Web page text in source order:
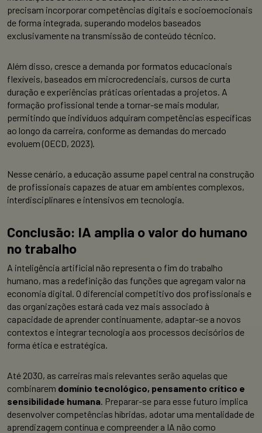
precisam incorporar competências digitais e socioemocionais
de forma integrada, superando modelos baseados
exclusivamente na transmissão de conteúdo técnico.
Além disso, cresce a demanda por formatos educacionais
flexíveis, baseados em microcredenciais, cursos de curta
duração e experiências práticas orientadas a projetos. A
formação profissional tende a tornar-se mais modular,
permitindo que indivíduos adquiram competências específicas
ao longo da carreira, conforme as demandas do mercado
evoluem (OECD, 2023).
Nesse cenário, a educação assume papel central na construção
de profissionais capazes de atuar em ambientes complexos,
interdisciplinares e intensivos em tecnologia.
Conclusão: IA amplia o valor do humano
no trabalho
A inteligência artificial não representa o fim do trabalho
humano, mas a redefinição das funções que agregam valor na
economia digital. O diferencial competitivo dos profissionais e
das organizações estará cada vez mais associado à
capacidade de aprender continuamente, adaptar-se a novos
contextos e integrar tecnologia aos processos decisórios de
forma ética e estratégica.
Até 2030, as carreiras mais relevantes serão aquelas que
combinarem domínio tecnológico, pensamento crítico e
sensibilidade humana. Preparar-se para esse futuro implica
desenvolver competências híbridas, adotar uma mentalidade de
aprendizagem contínua e compreender a IA não como